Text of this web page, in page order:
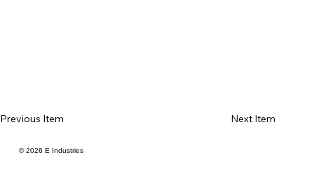
Previous Item Next Item
© 2026 E Industries